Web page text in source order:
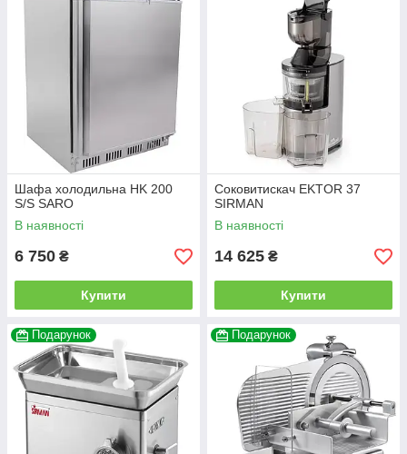
Шафа холодильна HK 200
S/S SARO
В наявності
6 750 ₴
Купити
Соковитискач EKTOR 37
SIRMAN
В наявності
14 625 ₴
Купити
Подарунок Подарунок